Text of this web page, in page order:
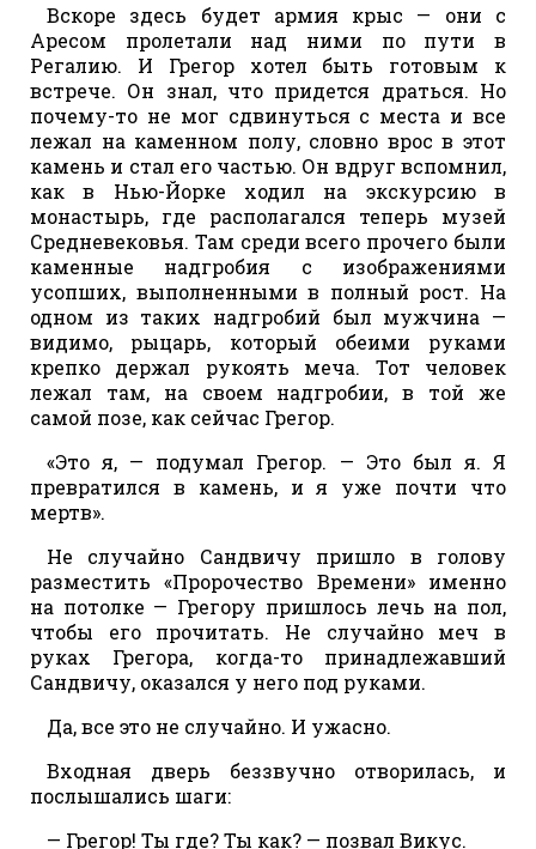
Вскоре здесь будет армия крыс — они с
Аресом пролетали над ними по пути в
Регалию. И Грегор хотел быть готовым к
встрече. Он знал, что придется драться. Но
почему-то не мог сдвинуться с места и все
лежал на каменном полу, словно врос в этот
камень и стал его частью. Он вдруг вспомнил,
как в Нью-Йорке ходил на экскурсию в
монастырь, где располагался теперь музей
Средневековья. Там среди всего прочего были
каменные надгробия с изображениями
усопших, выполненными в полный рост. На
одном из таких надгробий был мужчина —
видимо, рыцарь, который обеими руками
крепко держал рукоять меча. Тот человек
лежал там, на своем надгробии, в той же
самой позе, как сейчас Грегор.
«Это я, — подумал Грегор. — Это был я. Я
превратился в камень, и я уже почти что
мертв».
Не случайно Сандвичу пришло в голову
разместить «Пророчество Времени» именно
на потолке — Грегору пришлось лечь на пол,
чтобы его прочитать. Не случайно меч в
руках Грегора, когда-то принадлежавший
Сандвичу, оказался у него под руками.
Да, все это не случайно. И ужасно.
Входная дверь беззвучно отворилась, и
послышались шаги:
— Грегор! Ты где? Ты как? — позвал Викус.